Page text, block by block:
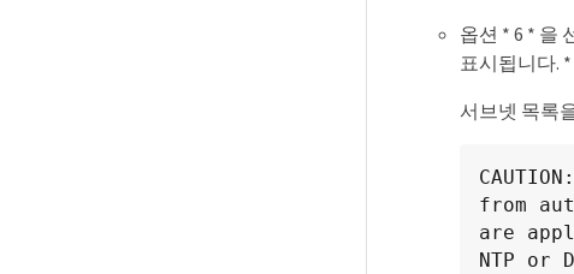
옵션 * 6 * 을
표시됩니다.
서브넷 목록
from
are
NTP or